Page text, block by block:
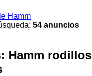
Hamm
54 anuncios
Hamm rodillos